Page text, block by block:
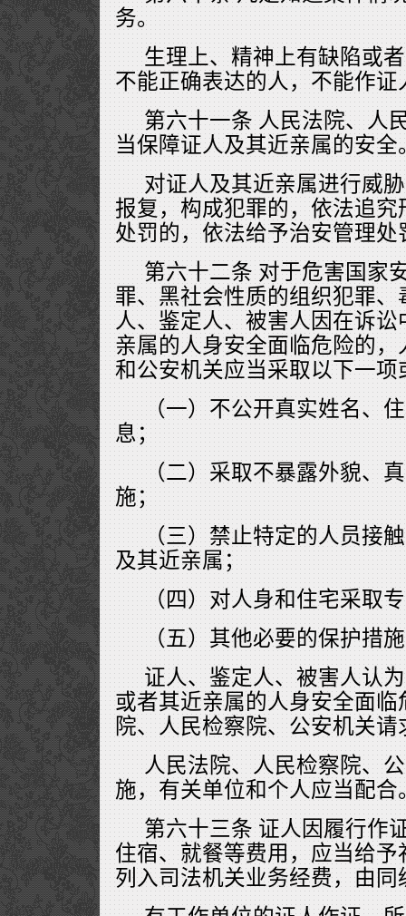
务。
生理上、精神上有缺陷或
不能正确表达的人，不能作证
第六十一条 人民法院、人
当保障证人及其近亲属的安全
对证人及其近亲属进行威
报复，构成犯罪的，依法追
处罚的，依法给予治安管理处
第六十二条 对于危害国家
罪、黑社会性质的组织犯罪
人、鉴定人、被害人因在诉
亲属的人身安全面临危险的
和公安机关应当采取以下一
（一）不公开真实姓名、
息；
（二）采取不暴露外貌、
施；
（三）禁止特定的人员接
及其近亲属；
（四）对人身和住宅采取
（五）其他必要的保护措
证人、鉴定人、被害人认
或者其近亲属的人身安全面
院、人民检察院、公安机关
人民法院、人民检察院、
施，有关单位和个人应当配合
第六十三条 证人因履行作
住宿、就餐等费用，应当给
列入司法机关业务经费，由